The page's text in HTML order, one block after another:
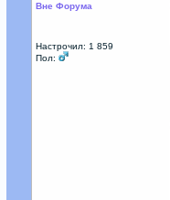
Вне Форума
Настрочил: 1 859
Пол: